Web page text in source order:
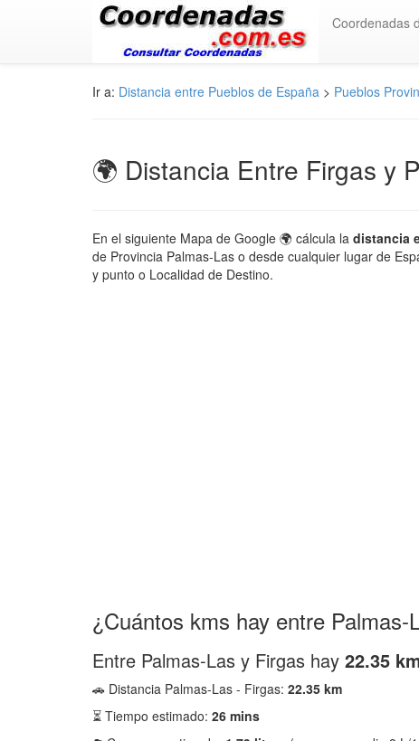
Coordenadas
Ir a: Distancia entre Pueblos de España > Pueblos
🌍 Distancia Entre Firgas y
En el siguiente Mapa de Google 🌍 cálcula la distancia
de Provincia Palmas-Las o desde cualquier lugar de
y punto o Localidad de Destino.
¿Cuántos kms hay entre Palmas-
Entre Palmas-Las y Firgas hay 22.35
🚗 Distancia Palmas-Las - Firgas: 22.35 km
⏳ Tiempo estimado: 26 mins